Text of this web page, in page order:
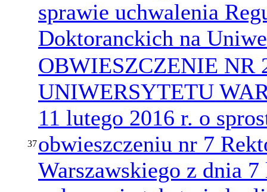
sprawie uchwalenia
Doktoranckich na
37
OBWIESZCZENIE NR
UNIWERSYTETU
11 lutego 2016 r. o
obwieszczeniu nr 7
Warszawskiego z dnia